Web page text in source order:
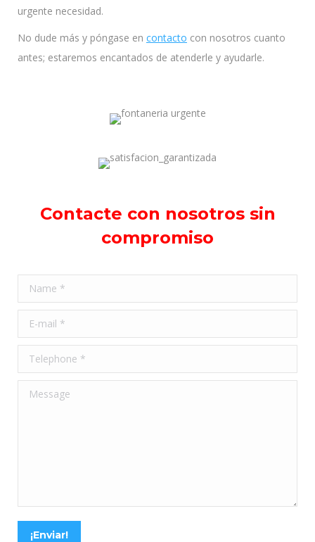
urgente necesidad.
No dude más y póngase en contacto con nosotros cuanto
antes; estaremos encantados de atenderle y ayudarle.
Contacte con nosotros sin
compromiso
Name *
E-mail *
Telephone *
Message
¡Enviar!